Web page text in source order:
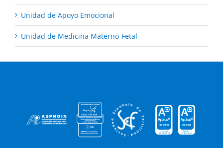
Unidad de Apoyo Emocional
Unidad de Medicina Materno-Fetal